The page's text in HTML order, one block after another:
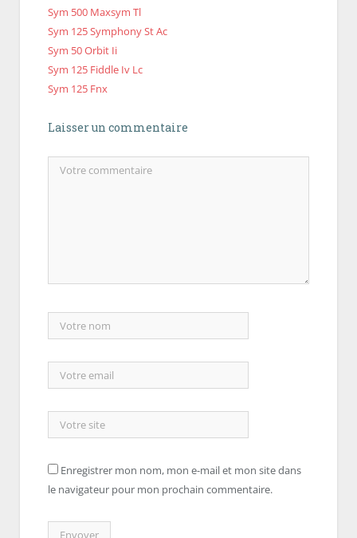
Sym 500 Maxsym Tl
Sym 125 Symphony St Ac
Sym 50 Orbit Ii
Sym 125 Fiddle Iv Lc
Sym 125 Fnx
Laisser un commentaire
Enregistrer mon nom, mon e-mail et mon site dans
le navigateur pour mon prochain commentaire.